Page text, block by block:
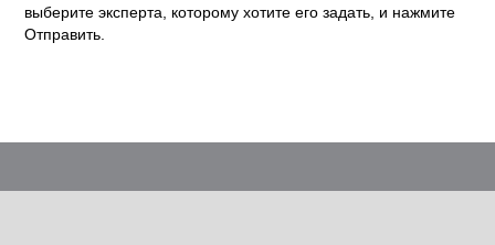
выберите эксперта, которому хотите его задать, и нажмите
Отправить.